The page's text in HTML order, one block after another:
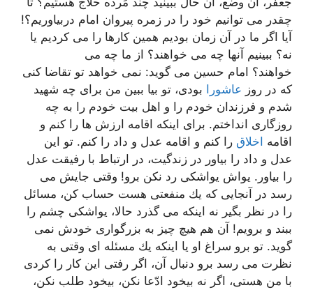
چقدر می توانیم خود را در زمره پیروان امام دربیاوریم؟!
آیا اگر ما در آن زمان بودیم همین كارها را می كردیم یا
نه؟ ببینیم آنها چه می خواهند؟ از ما چه می
خواهند؟ امام حسین می گوید: نمی خواهد تو تقاضا كنی
كه در روز عاشورا بودی، تو بیا ببین من برای چه شهید
شدم و فرزندان خودم را و اهل بیت خودم را به چه
روزگاری انداختم. برای اینكه اقامه ارزش ها را كنم و
اقامه اخلاق را كنم و اقامه عدل و داد را كنم. تو این
عدل و داد را بیاور در زندگیت، در ارتباط با رفیقت عدل
را بیاور. یواش یواشكی رد نكن برو! وقتی جایش می
رسد در آنجایی كه یك منفعتی هست حساب كن، مسائل
را در نظر بگیر نه اینكه می گذرد حالا، یواشكی چشم را
ببند و برویم! آن هم هیچ چیز به بزرگواری خودش نمی
گوید. تو برو سراغ او یا اینكه یك مسئله ای وقتی به
نظرت می رسد برو دنبال آن، اگر رفتی این كار را كردی
با من هستی، اگر نه بیخود ادّعا نكن، بیخود طلب نكن،